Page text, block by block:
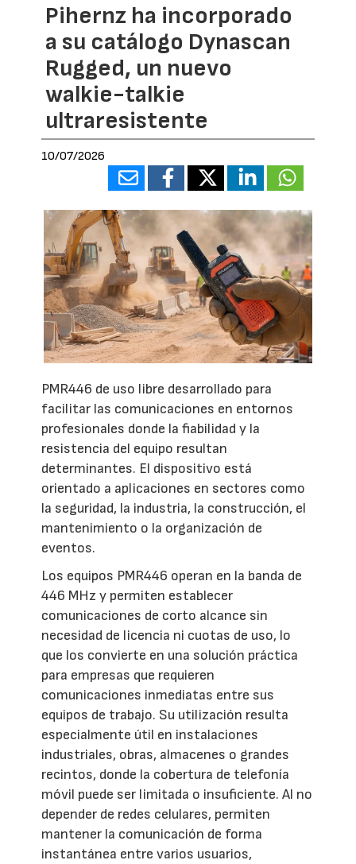
Pihernz ha incorporado
a su catálogo Dynascan
Rugged, un nuevo
walkie-talkie
ultraresistente
10/07/2026
PMR446 de uso libre desarrollado para
facilitar las comunicaciones en entornos
profesionales donde la fiabilidad y la
resistencia del equipo resultan
determinantes. El dispositivo está
orientado a aplicaciones en sectores como
la seguridad, la industria, la construcción, el
mantenimiento o la organización de
eventos.
Los equipos PMR446 operan en la banda de
446 MHz y permiten establecer
comunicaciones de corto alcance sin
necesidad de licencia ni cuotas de uso, lo
que los convierte en una solución práctica
para empresas que requieren
comunicaciones inmediatas entre sus
equipos de trabajo. Su utilización resulta
especialmente útil en instalaciones
industriales, obras, almacenes o grandes
recintos, donde la cobertura de telefonía
móvil puede ser limitada o insuficiente. Al no
depender de redes celulares, permiten
mantener la comunicación de forma
instantánea entre varios usuarios,